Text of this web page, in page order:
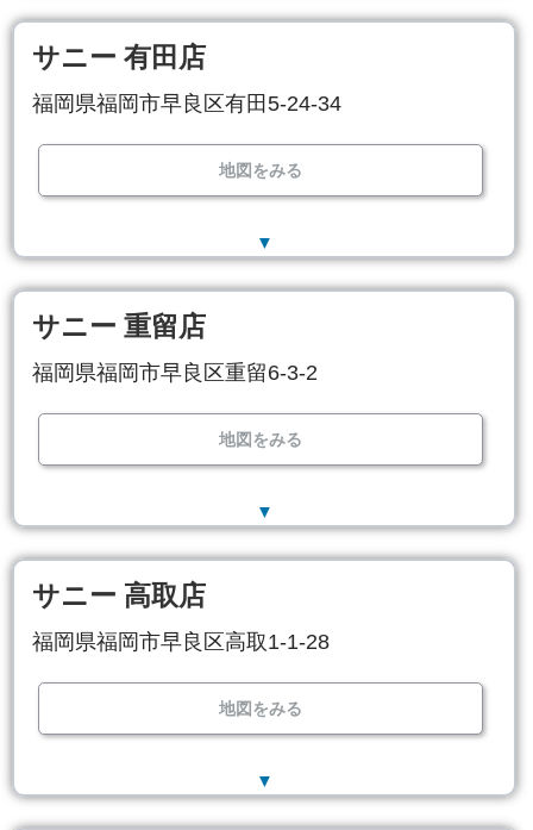
サニー 有田店
福岡県福岡市早良区有田5-24-34
地図をみる
▼
サニー 重留店
福岡県福岡市早良区重留6-3-2
地図をみる
▼
サニー 高取店
福岡県福岡市早良区高取1-1-28
地図をみる
▼